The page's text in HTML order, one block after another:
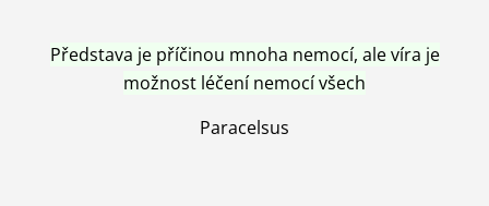
Představa je příčinou mnoha nemocí, ale víra je
možnost léčení nemocí všech
Paracelsus